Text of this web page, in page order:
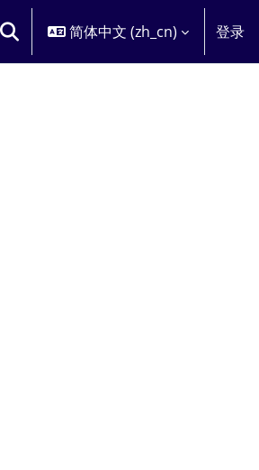
切换搜索输入简体中文 ‎(zh_cn)‎ 登录